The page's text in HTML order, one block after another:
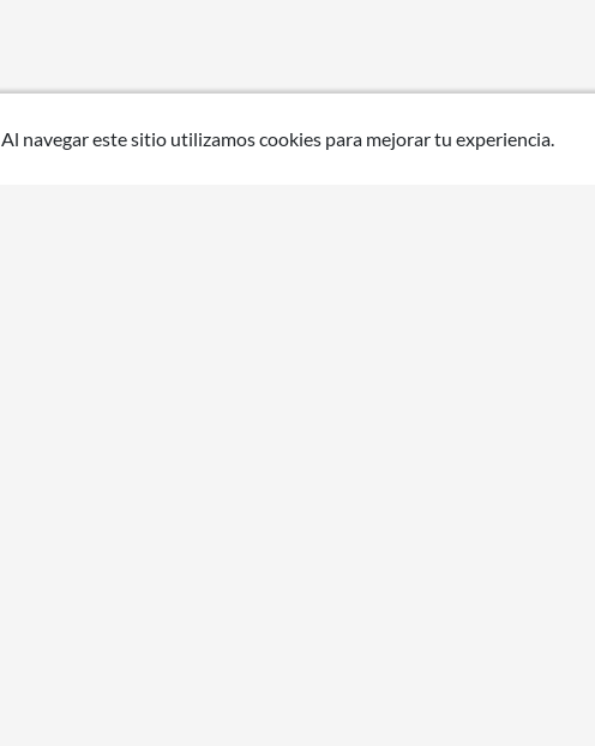
Al navegar este sitio utilizamos cookies para mejorar tu experiencia.